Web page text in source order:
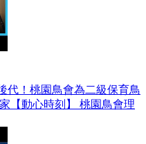
代！桃園鳥會為二級保育鳥
【動心時刻】 桃園鳥會理